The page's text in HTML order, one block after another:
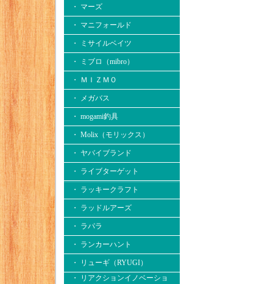
・ マーズ
・ マニフォールド
・ ミサイルベイツ
・ ミブロ（mibro）
・ ＭＩＺＭＯ
・ メガバス
・ mogami釣具
・ Molix（モリックス）
・ ヤバイブランド
・ ライブターゲット
・ ラッキークラフト
・ ラッドルアーズ
・ ラパラ
・ ランカーハント
・ リューギ（RYUGI）
・ リアクションイノベーショ